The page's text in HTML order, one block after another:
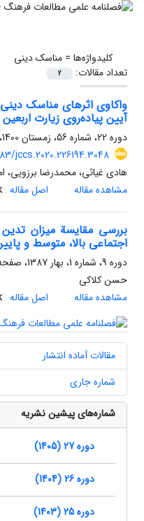
کلیدواژه‌ها =مناسک دینی
تعداد مقالات:
2
واکاوی اثرهای مناسک
آیین پیاده‌روی زیارت
دوره 22، شماره 56، زمستان 1400، صفحه
jccs.2020.226194.3048
هادی غیاثی، محمدرضا برزویی،
مشاهده مقاله
اصل مقاله
بررسی مقایسة میزان
اجتماعی بالا، متوسط و
دوره 9، شماره 1، بهار 1387، صفحه
حسن کلاکی
مشاهده مقاله
اصل مقاله
مقالات آماده انتشار
شماره جاری
شماره‌های پیشین نشریه
دوره 27 (1405)
دوره 26 (1404)
دوره 25 (1403)